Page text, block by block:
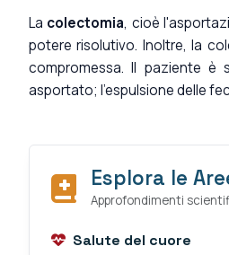
La colectomia, cioè
potere risolutivo. Inoltre, la
compromessa. Il paziente
asportato; l'espulsione delle
Esplora le
Approfondimenti
Salute del cuore